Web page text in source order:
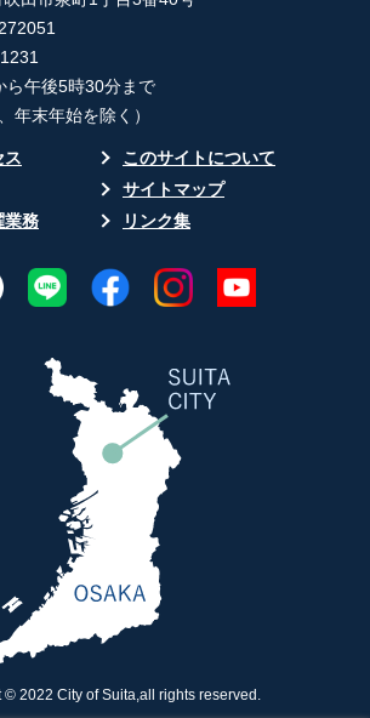
ら午後5時30分まで
年末年始を除く）
ス
このサイトについて
サイトマップ
業務
リンク集
© 2022 City of Suita,all rights reserved.